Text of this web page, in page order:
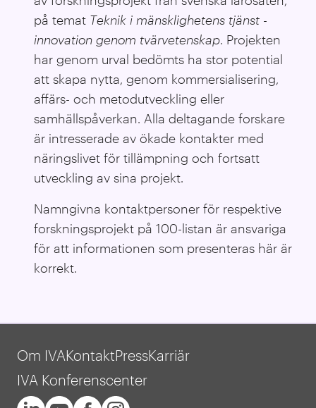
på temat Teknik i mänsklighetens tjänst -
innovation genom tvärvetenskap. Projekten
har genom urval bedömts ha stor potential
att skapa nytta, genom kommersialisering,
affärs- och metodutveckling eller
samhällspåverkan. Alla deltagande forskare
är intresserade av ökade kontakter med
näringslivet för tillämpning och fortsatt
utveckling av sina projekt.
Namngivna kontaktpersoner för respektive
forskningsprojekt på 100-listan är ansvariga
för att informationen som presenteras här är
korrekt.
Om IVAKontaktPressKarriär
IVA Konferenscenter